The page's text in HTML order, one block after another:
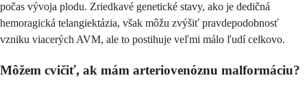
počas vývoja plodu. Zriedkavé genetické stavy, ako je dedičná
hemoragická telangiektázia, však môžu zvýšiť pravdepodobnosť
vzniku viacerých AVM, ale to postihuje veľmi málo ľudí celkovo.
Môžem cvičiť, ak mám arteriovenóznu malformáciu?